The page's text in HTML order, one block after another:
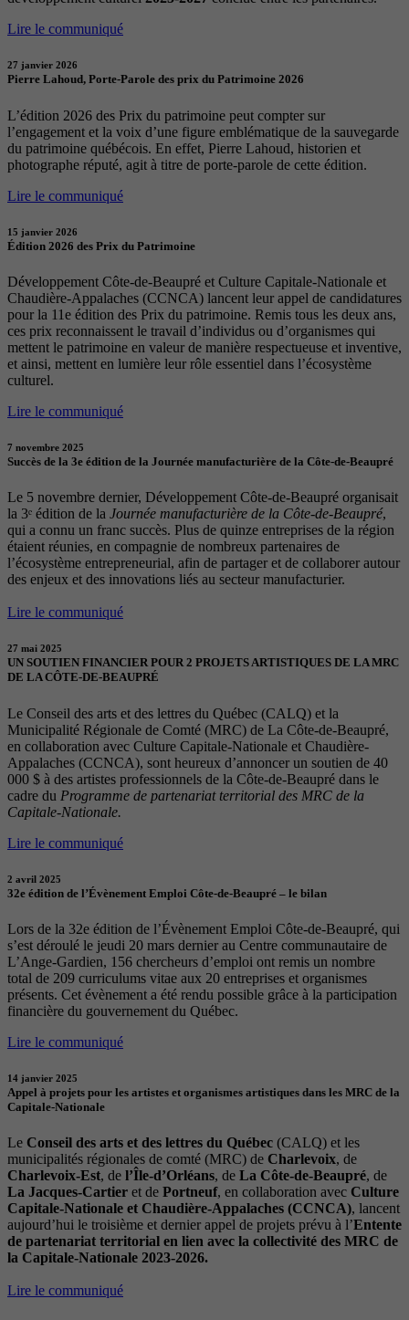
Lire le communiqué
27 janvier 2026
Pierre Lahoud, Porte-Parole des prix du Patrimoine 2026
L’édition 2026 des Prix du patrimoine peut compter sur
l’engagement et la voix d’une figure emblématique de la sauvegarde
du patrimoine québécois. En effet, Pierre Lahoud, historien et
photographe réputé, agit à titre de porte-parole de cette édition.
Lire le communiqué
15 janvier 2026
Édition 2026 des Prix du Patrimoine
Développement Côte-de-Beaupré et Culture Capitale-Nationale et
Chaudière-Appalaches (CCNCA) lancent leur appel de candidatures
pour la 11e édition des Prix du patrimoine. Remis tous les deux ans,
ces prix reconnaissent le travail d’individus ou d’organismes qui
mettent le patrimoine en valeur de manière respectueuse et inventive,
et ainsi, mettent en lumière leur rôle essentiel dans l’écosystème
culturel.
Lire le communiqué
7 novembre 2025
Succès de la 3e édition de la Journée manufacturière de la Côte-de-Beaupré
Le 5 novembre dernier, Développement Côte-de-Beaupré organisait
la 3ᵉ édition de la Journée manufacturière de la Côte-de-Beaupré,
qui a connu un franc succès. Plus de quinze entreprises de la région
étaient réunies, en compagnie de nombreux partenaires de
l’écosystème entrepreneurial, afin de partager et de collaborer autour
des enjeux et des innovations liés au secteur manufacturier.
Lire le communiqué
27 mai 2025
UN SOUTIEN FINANCIER POUR 2 PROJETS ARTISTIQUES DE LA MRC
DE LA CÔTE-DE-BEAUPRÉ
Le Conseil des arts et des lettres du Québec (CALQ) et la
Municipalité Régionale de Comté (MRC) de La Côte-de-Beaupré,
en collaboration avec Culture Capitale-Nationale et Chaudière-
Appalaches (CCNCA), sont heureux d’annoncer un soutien de 40
000 $ à des artistes professionnels de la Côte-de-Beaupré dans le
cadre du Programme de partenariat territorial des MRC de la
Capitale-Nationale.
Lire le communiqué
2 avril 2025
32e édition de l’Évènement Emploi Côte-de-Beaupré – le bilan
Lors de la 32e édition de l’Évènement Emploi Côte-de-Beaupré, qui
s’est déroulé le jeudi 20 mars dernier au Centre communautaire de
L’Ange-Gardien, 156 chercheurs d’emploi ont remis un nombre
total de 209 curriculums vitae aux 20 entreprises et organismes
présents. Cet évènement a été rendu possible grâce à la participation
financière du gouvernement du Québec.
Lire le communiqué
14 janvier 2025
Appel à projets pour les artistes et organismes artistiques dans les MRC de la
Capitale-Nationale
Le Conseil des arts et des lettres du Québec (CALQ) et les
municipalités régionales de comté (MRC) de Charlevoix, de
Charlevoix-Est, de l’Île-d’Orléans, de La Côte-de-Beaupré, de
La Jacques-Cartier et de Portneuf, en collaboration avec Culture
Capitale-Nationale et Chaudière-Appalaches (CCNCA), lancent
aujourd’hui le troisième et dernier appel de projets prévu à l’Entente
de partenariat territorial en lien avec la collectivité des MRC de
la Capitale-Nationale 2023-2026.
Lire le communiqué